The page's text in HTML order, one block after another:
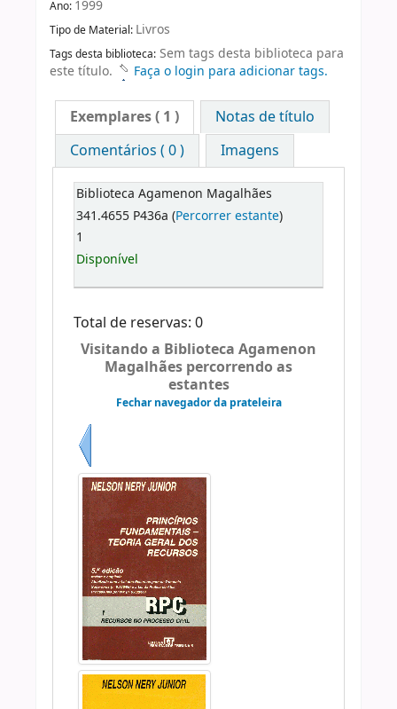
Ano: 1999
Tipo de Material: Livros
Tags desta biblioteca: Sem tags desta biblioteca para
este título.
Faça o login para adicionar tags.
Exemplares( 1 )
Notas de título
Comentários ( 0 )
Imagens
Biblioteca Agamenon Magalhães
341.4655 P436a (Percorrer estante)
1
Disponível
Total de reservas: 0
Visitando a Biblioteca Agamenon
Magalhães percorrendo as
estantes
Fechar navegador da prateleira
Anterior